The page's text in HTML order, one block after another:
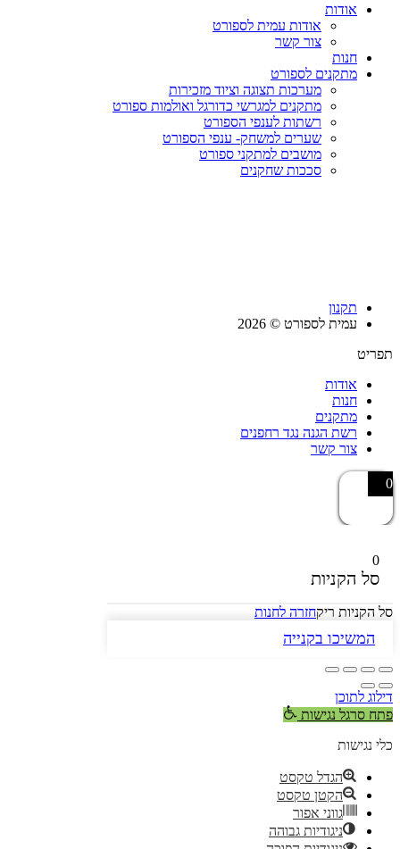
אודות
אודות עמית לספורט
צור קשר
חנות
מתקנים לספורט
מערכות תצוגה וציוד מזכירות
מתקנים למגרשי כדורגל ואולמות ספורט
רשתות לענפי הספורט
שערים למשחק- ענפי הספורט
מושבים למתקני ספורט
סככות שחקנים
תקנון
עמית לספורט © 2026
תפריט
אודות
חנות
מתקנים
רשת הגנה נגד רחפנים
צור קשר
0
0
סל הקניות
סל הקניות ריקחזרה לחנות
המשיכו בקנייה
דילוג לתוכן
פתח סרגל נגישות
כלי נגישות
הגדל טקסט
הקטן טקסט
גווני אפור
ניגודיות גבוהה